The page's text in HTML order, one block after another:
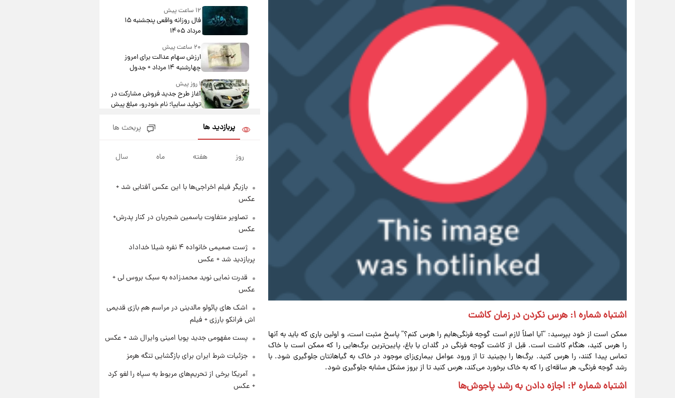
اشتباه شماره ۱: هرس نکردن در زمان کاشت
ممکن است از خود بپرسید: “آیا اصلاً لازم است گوجه فرنگی‌هایم را هرس کنم؟” پاسخ مثبت است، و اولین باری که باید به آنها
را هرس کنید، هنگام کاشت است. قبل از کاشت گوجه فرنگی در گلدان یا باغ، پایین‌ترین برگ‌هایی را که ممکن است با خاک
تماس پیدا کنند، را هرس کنید. برگ‌ها را بچینید تا از ورود عوامل بیماری‌زای موجود در خاک به گیاهانتان جلوگیری شود. با
رشد گوجه فرنگی، هر ساقه‌ای را که به خاک برخورد می‌کند، هرس کنید تا از بروز مشکل مشابه جلوگیری شود.
اشتباه شماره ۲: اجازه دادن به رشد پاجوش‌ها
۱۲ ساعت پیش
فال روزانه واقعی پنجشنبه ۱۵
مرداد ۱۴۰۵
۲۰ ساعت پیش
ارزش سهام عدالت برای امروز
چهارشنبه ۱۴ مرداد + جدول
۱ روز پیش
آغاز طرح جدید فروش مشارکت در
تولید سایپا؛ نام خودرو، مبلغ پیش
مشارکت چند درصد است؟
زمان پخش «مرد سه هزار چهره»
مشخص شد
۱ روز پیش
صمیمانه آبی ها با رامین!
از حردانی به مذاق رضاییان خوش
اواخر دهه ۱۲۹۰ شمسی
پربازدید ها پربحث ها
روز هفته ماه سال
بازیگر فیلم اخراجی‌ها با این عکس آفتابی شد +
عکس
تصاویر متفاوت یاسمین شجریان در کنار پدرش+
عکس
ژست صمیمی خانواده ۴ نفره شیلا خداداد
پربازدید شد + عکس
قدرت نمایی نوید محمدزاده به سبک بروس لی +
عکس
اشک های پائولو مالدینی در مراسم هم بازی قدیمی
اش فرانکو بارزی + فیلم
پست مفهومی جدید پویا امینی وایرال شد + عکس
جزئیات شرط ایران برای بازگشایی تنگه هرمز
آمریکا برخی از تحریم‌های مربوط به سپاه را لغو کرد
+ عکس